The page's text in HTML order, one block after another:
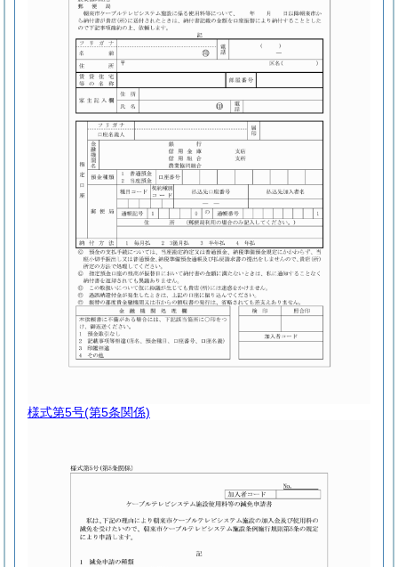
様式第5号(第5条関係)